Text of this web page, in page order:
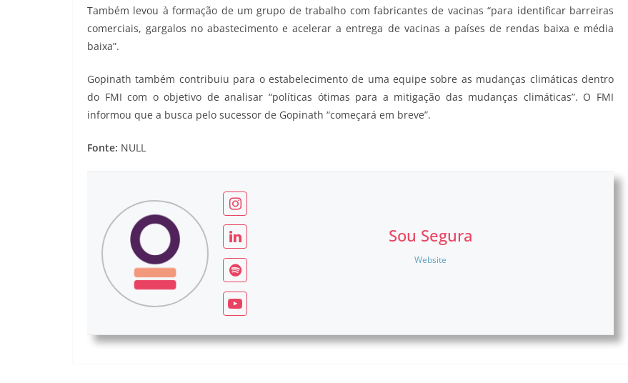
Também levou à formação de um grupo de trabalho com fabricantes de vacinas “para identificar barreiras
comerciais, gargalos no abastecimento e acelerar a entrega de vacinas a países de rendas baixa e média
baixa”.
Gopinath também contribuiu para o estabelecimento de uma equipe sobre as mudanças climáticas dentro
do FMI com o objetivo de analisar “políticas ótimas para a mitigação das mudanças climáticas”. O FMI
informou que a busca pelo sucessor de Gopinath “começará em breve”.
Fonte: NULL
Sou Segura
Website